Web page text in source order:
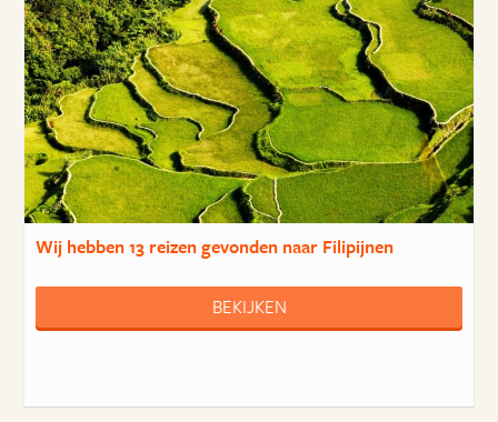
Wij hebben13 reizengevonden naar Filipijnen
BEKIJKEN